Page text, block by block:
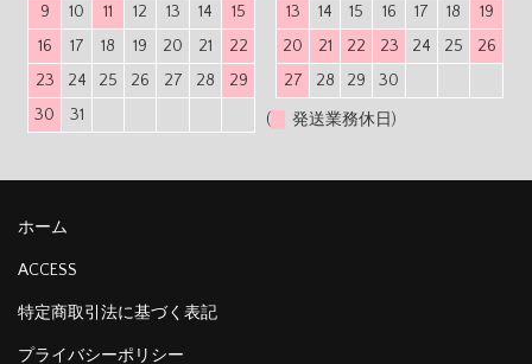
9
10 11 12 13 14
15
16
17 18 19 20 21
22
23
24 25 26 27 28
29
30
31
13
14 15 16 17 18
19
20
21 22 23 24 25
26
27
28 29 30
( 発送業務休日)
ホーム
ACCESS
特定商取引法に基づく表記
プライバシーポリシー